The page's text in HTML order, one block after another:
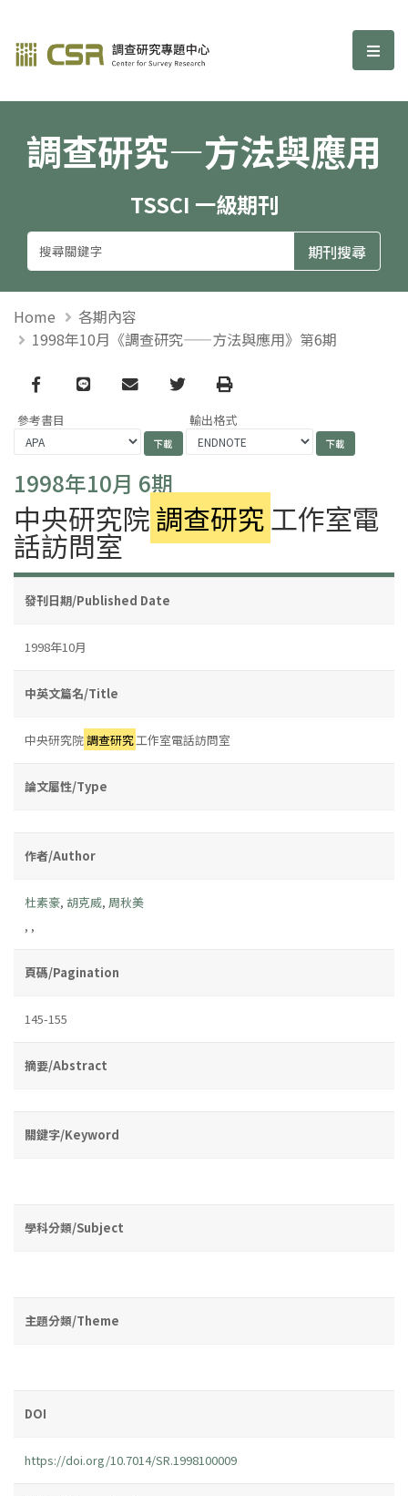
調查研究—方法與應用期刊 選
調查研究—方法與應用
TSSCI 一級期刊
Home
各期內容
1998年10月《調查研究——方法與應用》第6期
Facebook
line email TwitterPrint
參考書目 輸出格式
1998年10月 6期
中央研究院調查研究工作室電
話訪問室
發刊日期/Published Date
1998年10月
中英文篇名/Title
中央研究院調查研究工作室電話訪問室
論文屬性/Type
作者/Author
杜素豪, 胡克威, 周秋美
, ,
頁碼/Pagination
145-155
摘要/Abstract
關鍵字/Keyword
學科分類/Subject
主題分類/Theme
DOI
https://doi.org/10.7014/SR.1998100009